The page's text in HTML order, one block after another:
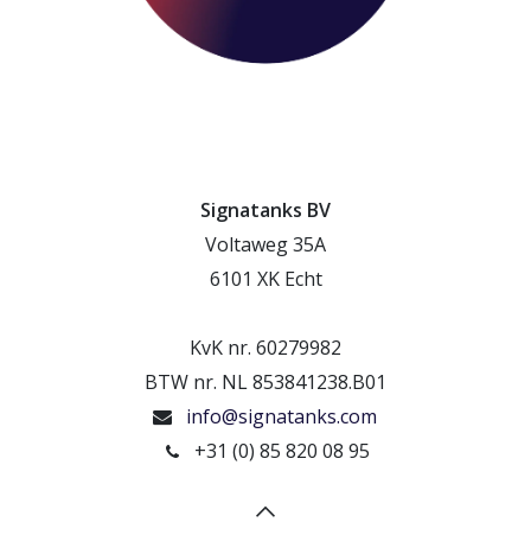
Signatanks BV
Voltaweg 35A
6101 XK Echt
KvK nr. 60279982
BTW nr. NL 853841238.B01
info@signatanks.com
+31 (0) 85 820 08 95